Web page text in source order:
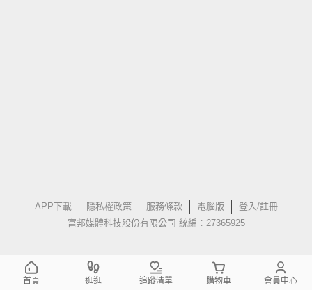
APP下載 隱私權政策 服務條款 電腦版
登入/註冊
富邦媒體科技股份有限公司 統編：27365925
首頁 逛逛 追蹤清單 購物車 會員中心